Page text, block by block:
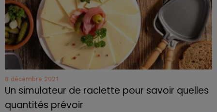
8 décembre 2021
Un simulateur de raclette pour savoir quelles
quantités prévoir